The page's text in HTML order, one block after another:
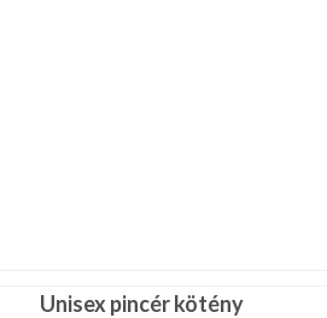
Unisex pincér kötény